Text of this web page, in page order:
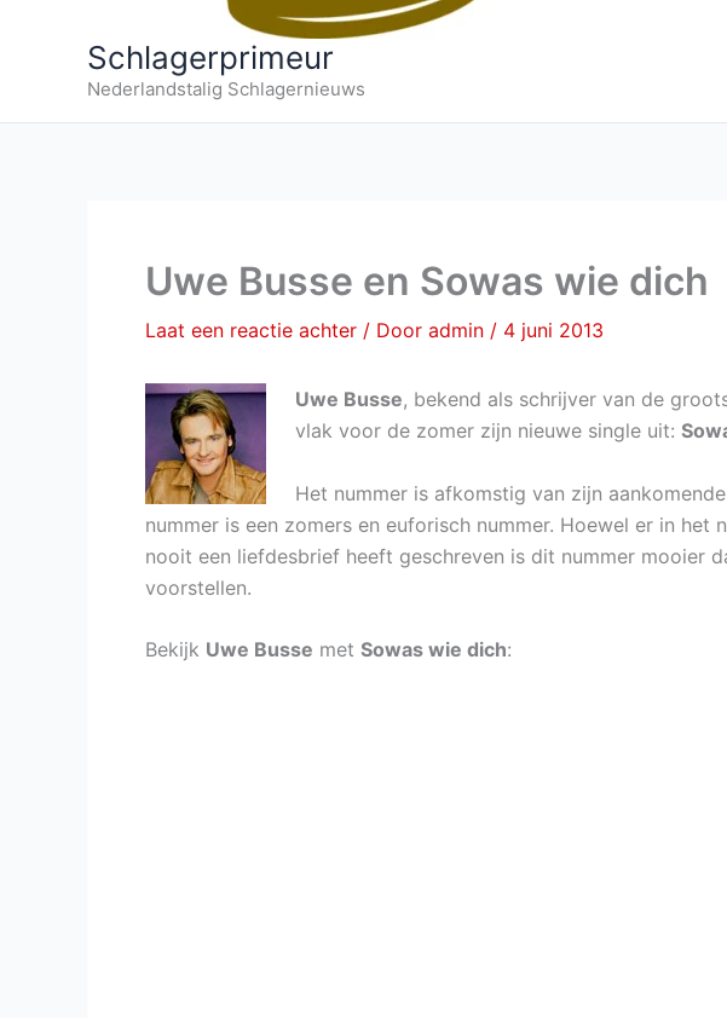
Schlagerprimeur
Nederlandstalig Schlagernieuws
Uwe Busse en Sowas wie dich
Laat een reactie achter / Door admin / 4 juni 2013
Uwe Busse, bekend als schrijver van de
vlak voor de zomer zijn nieuwe single uit:
Het nummer is afkomstig van zijn
nummer is een zomers en euforisch nummer. Hoewel er in het
nooit een liefdesbrief heeft geschreven is dit nummer mooier
voorstellen.
Bekijk Uwe Busse met Sowas wie dich: